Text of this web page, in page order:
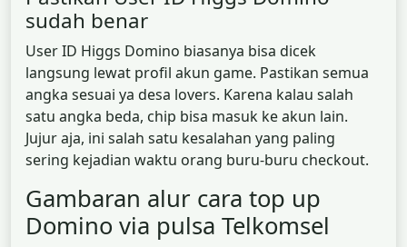
sudah benar
User ID Higgs Domino biasanya bisa dicek
langsung lewat profil akun game. Pastikan semua
angka sesuai ya desa lovers. Karena kalau salah
satu angka beda, chip bisa masuk ke akun lain.
Jujur aja, ini salah satu kesalahan yang paling
sering kejadian waktu orang buru-buru checkout.
Gambaran alur cara top up
Domino via pulsa Telkomsel